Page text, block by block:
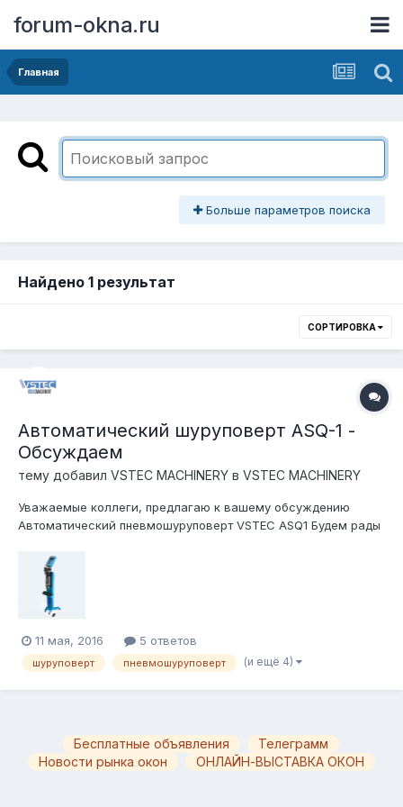
forum-okna.ru
Главная
Больше параметров поиска
Найдено 1 результат
СОРТИРОВКА
Автоматический шуруповерт ASQ-1 -
Обсуждаем
тему добавил VSTEC MACHINERY в VSTEC MACHINERY
Уважаемые коллеги, предлагаю к вашему обсуждению
Автоматический пневмошуруповерт VSTEC ASQ1 Будем рады
ответим на все ваши вопросы. Характеристики: · Вес: 95 kg ·
Давление: 6-8 bar Габаритные размеры: · Длина: 512 mm ·
Ширина: 745 m...
11 мая, 2016 5 ответов
шуруповерт пневмошуруповерт (и ещё 4)
Бесплатные объявления
Телеграмм
Новости рынка окон
ОНЛАЙН-ВЫСТАВКА ОКОН